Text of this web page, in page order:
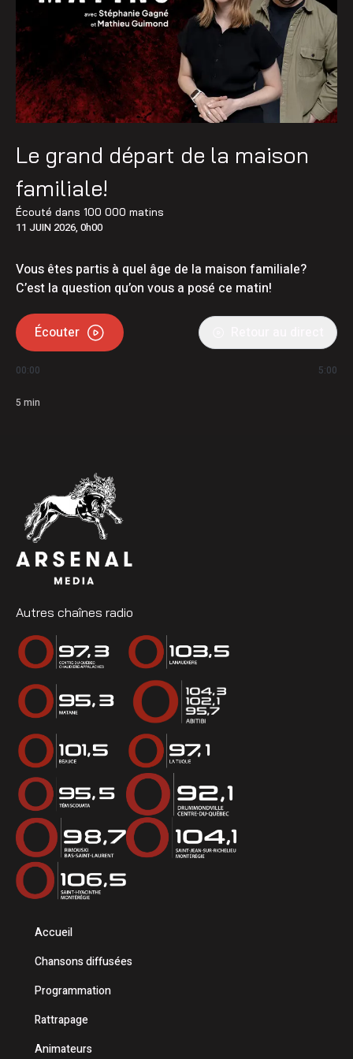
Le grand départ de la maison
familiale!
Écouté dans 100 000 matins
11 JUIN 2026, 0h00
Vous êtes partis à quel âge de la maison familiale?
C’est la question qu’on vous a posé ce matin!
Écouter
00:00 5:00
5 min
Autres chaînes radio
Accueil
Chansons diffusées
Programmation
Rattrapage
Animateurs